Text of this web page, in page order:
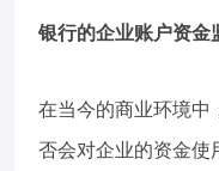
银行的企业账户资金
在当今的商业环境中
否会对企业的资金使